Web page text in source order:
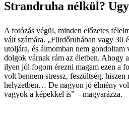
Strandruha nélkül?
A fotózás végül, minden előzetes
vált számára. „Fürdőruhában vagy 30
utoljára, és álmomban nem
dolgok várnak rám az életben. Ahogy
ilyen jól fogom érezni magam ezen a
volt bennem stressz, feszültség,
helyzetben… De nagyon jó élmény
vagyok a képekkel is” – magyarázza.